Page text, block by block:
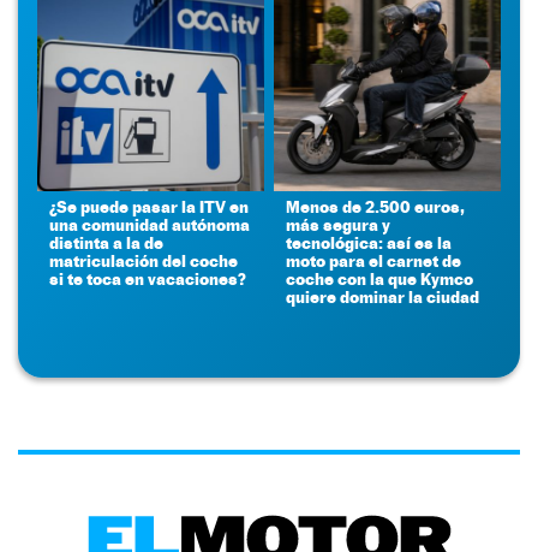
¿Se puede pasar la ITV en
una comunidad autónoma
distinta a la de
matriculación del coche
si te toca en vacaciones?
Menos de 2.500 euros,
más segura y
tecnológica: así es la
moto para el carnet de
coche con la que Kymco
quiere dominar la ciudad